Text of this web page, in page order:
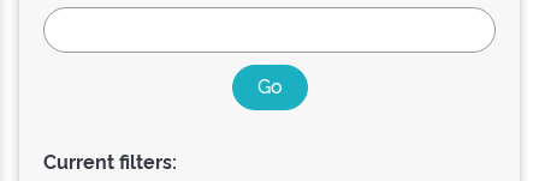
Current filters: